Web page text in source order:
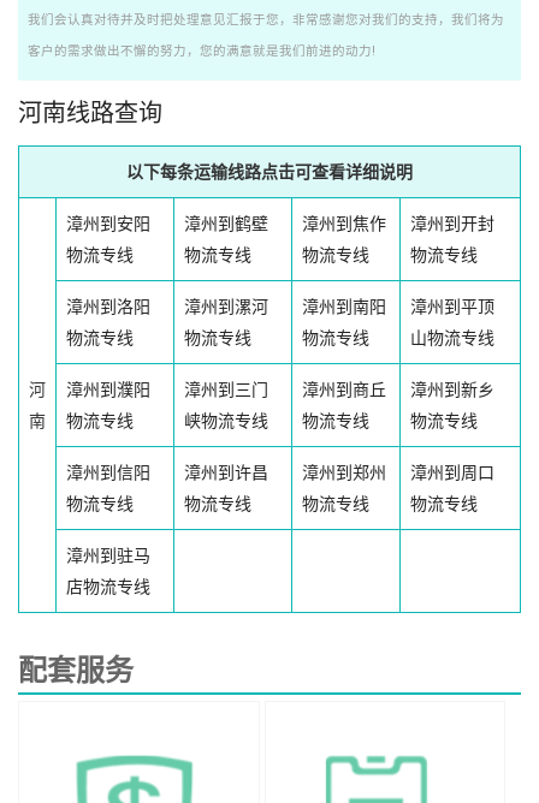
我们会认真对待并及时把处理意见汇报于您，非常感谢您对我们的支持，我们将为
客户的需求做出不懈的努力，您的满意就是我们前进的动力!
河南线路查询
以下每条运输线路点击可查看详细说明
河
南
漳州到安阳
物流专线
漳州到鹤壁
物流专线
漳州到焦作
物流专线
漳州到开封
物流专线
漳州到洛阳
物流专线
漳州到漯河
物流专线
漳州到南阳
物流专线
漳州到平顶
山物流专线
漳州到濮阳
物流专线
漳州到三门
峡物流专线
漳州到商丘
物流专线
漳州到新乡
物流专线
漳州到信阳
物流专线
漳州到许昌
物流专线
漳州到郑州
物流专线
漳州到周口
物流专线
漳州到驻马
店物流专线
配套服务